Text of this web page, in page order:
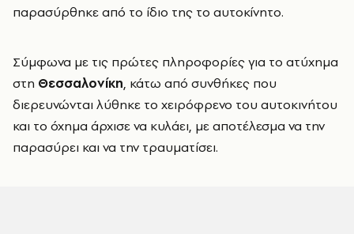
παρασύρθηκε από το ίδιο της το αυτοκίνητο.
Σύμφωνα με τις πρώτες πληροφορίες για το ατύχημα
στη Θεσσαλονίκη, κάτω από συνθήκες που
διερευνώνται λύθηκε το χειρόφρενο του αυτοκινήτου
και το όχημα άρχισε να κυλάει, με αποτέλεσμα να την
παρασύρει και να την τραυματίσει.